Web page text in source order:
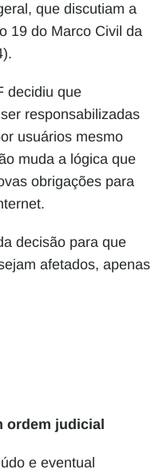
que discutiam a
19 do Marco Civil da
decidiu que
responsabilizadas
usuários mesmo
muda a lógica que
obrigações para
decisão para que
afetados, apenas
ordem judicial
e eventual